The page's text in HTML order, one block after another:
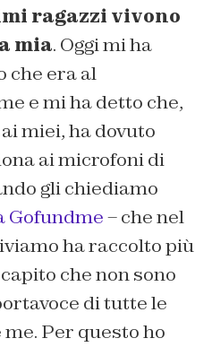
ragazzi vivono
mia. Oggi mi ha
che era al
e mi ha detto che,
miei, ha dovuto
ai microfoni di
gli chiediamo
Gofundme– che nel
ha raccolto più
che non sono
di tutte le
Per questo ho